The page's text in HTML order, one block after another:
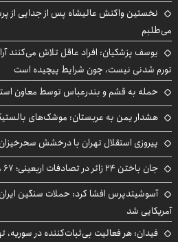
نخستین واکنش عالیشاه پس از جدایی از
می‌طلبم
یوسف پزشکیان: افراد عاقل تلاش می‌کنند
تورم شدنی نیست، چون شرایط پیچیده است
حمله به قشم و بندرعباس توسط معاون
هشدار یمن به عربستان: موشک‌های
پیروزی استقلال تهران با درخشش
جان باختن ۲۴ زائر در تصادفات اربعینی؛ ۶۷ میلیون تردد ثبت شد
آمریکایی شد
فیدان: هر فعالیت بی‌ثبات‌کننده در سوریه،